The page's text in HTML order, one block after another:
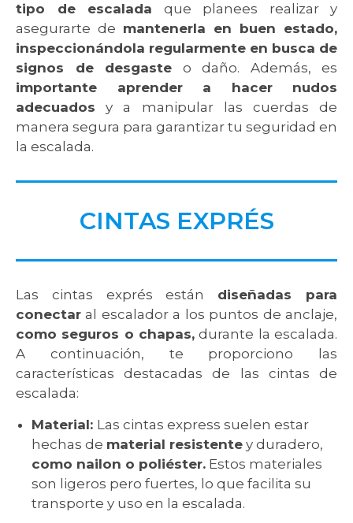
tipo de escalada que planees realizar y
asegurarte de mantenerla en buen estado,
inspeccionándola regularmente en busca de
signos de desgaste o daño. Además, es
importante aprender a hacer nudos
adecuados y a manipular las cuerdas de
manera segura para garantizar tu seguridad en
la escalada.
CINTAS EXPRÉS
Las cintas exprés están diseñadas para
conectar al escalador a los puntos de anclaje,
como seguros o chapas, durante la escalada.
A continuación, te proporciono las
características destacadas de las cintas de
escalada:
Material: Las cintas express suelen estar
hechas de material resistente y duradero,
como nailon o poliéster. Estos materiales
son ligeros pero fuertes, lo que facilita su
transporte y uso en la escalada.